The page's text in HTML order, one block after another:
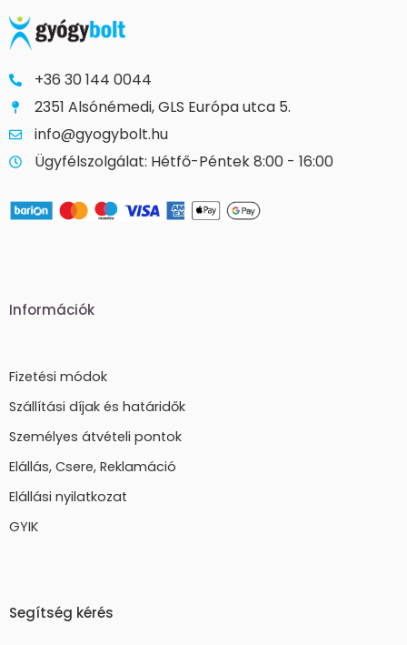
+36 30 144 0044
2351 Alsónémedi, GLS Európa utca 5.
info@gyogybolt.hu
Ügyfélszolgálat: Hétfő-Péntek 8:00 - 16:00
Információk
Fizetési módok
Szállítási díjak és határidők
Személyes átvételi pontok
Elállás, Csere, Reklamáció
Elállási nyilatkozat
GYIK
Segítség kérés